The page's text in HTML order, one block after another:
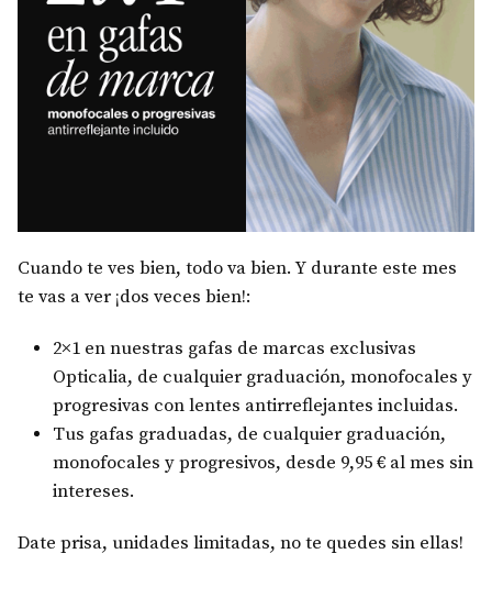
Cuando te ves bien, todo va bien. Y durante este mes
te vas a ver ¡dos veces bien!:
2×1 en nuestras gafas de marcas exclusivas
Opticalia, de cualquier graduación, monofocales y
progresivas con lentes antirreflejantes incluidas.
Tus gafas graduadas, de cualquier graduación,
monofocales y progresivos, desde 9,95 € al mes sin
intereses.
Date prisa, unidades limitadas, no te quedes sin ellas!